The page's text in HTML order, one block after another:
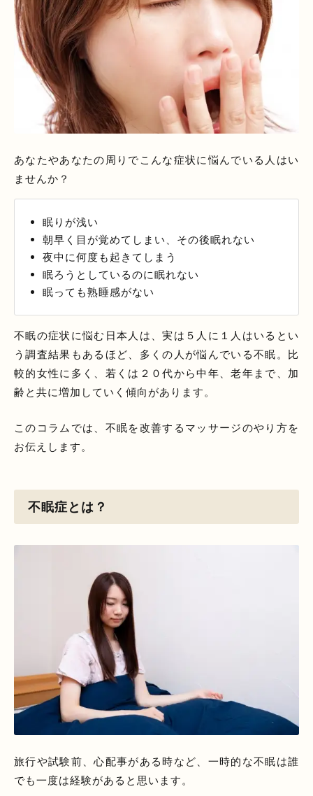
あなたやあなたの周りでこんな症状に悩んでいる人はい
ませんか？
眠りが浅い
朝早く目が覚めてしまい、その後眠れない
夜中に何度も起きてしまう
眠ろうとしているのに眠れない
眠っても熟睡感がない
不眠の症状に悩む日本人は、実は５人に１人はいるとい
う調査結果もあるほど、多くの人が悩んでいる不眠。比
較的女性に多く、若くは２０代から中年、老年まで、加
齢と共に増加していく傾向があります。
このコラムでは、不眠を改善するマッサージのやり方を
お伝えします。
不眠症とは？
旅行や試験前、心配事がある時など、一時的な不眠は誰
でも一度は経験があると思います。